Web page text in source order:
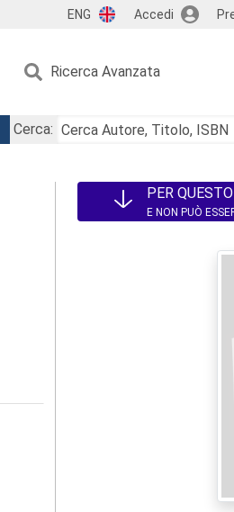
ENG Accedi
Ricerca Avanzata
Cerca:
PER
E NON PUÒ